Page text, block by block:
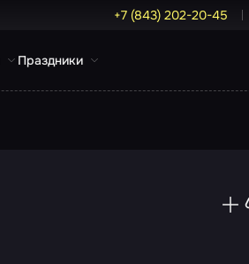
+7 (843) 202-20-45
Праздники